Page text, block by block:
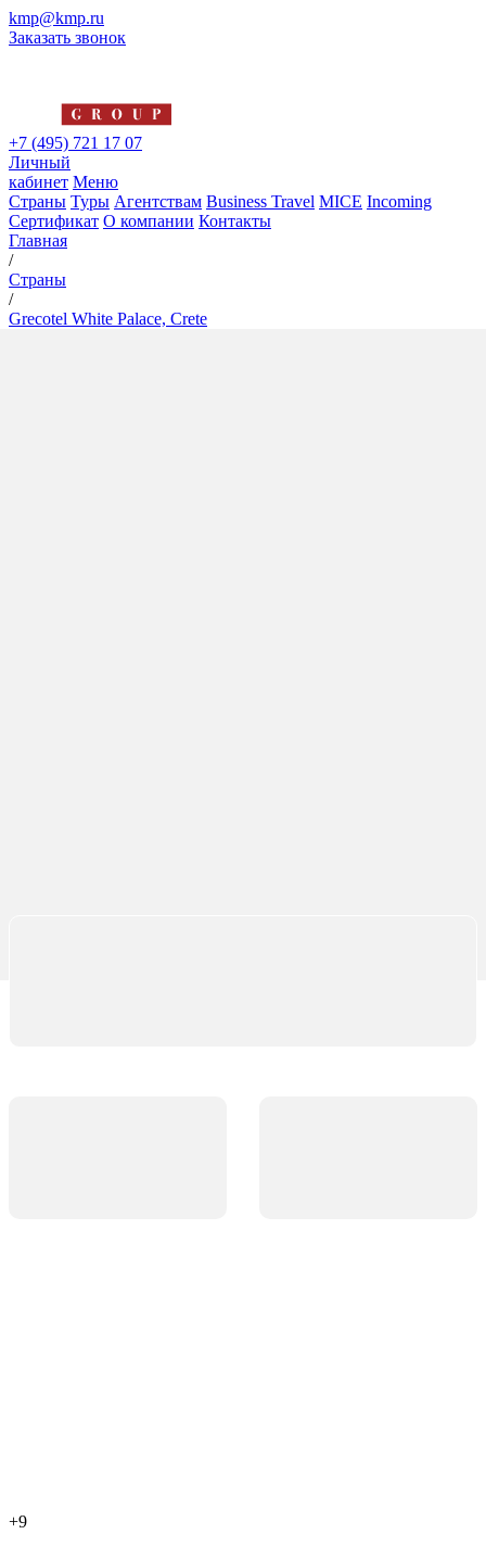
kmp@kmp.ru
Заказать звонок
+7 (495) 721 17 07
Личный
кабинет Меню
Страны Туры Агентствам Business Travel MICE Incoming
Сертификат О компании Контакты
Главная
/
Страны
/
Grecotel White Palace, Crete
+9